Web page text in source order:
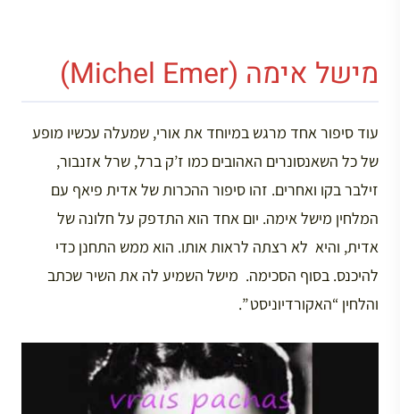
מישל אימה (Michel Emer)
עוד סיפור אחד מרגש במיוחד את אורי, שמעלה עכשיו מופע
של כל השאנסונרים האהובים כמו ז’ק ברל, שרל אזנבור,
זילבר בקו ואחרים. זהו סיפור ההכרות של אדית פיאף עם
המלחין מישל אימה. יום אחד הוא התדפק על חלונה של
אדית, והיא לא רצתה לראות אותו. הוא ממש התחנן כדי
להיכנס. בסוף הסכימה. מישל השמיע לה את השיר שכתב
והלחין “האקורדיוניסט ”.